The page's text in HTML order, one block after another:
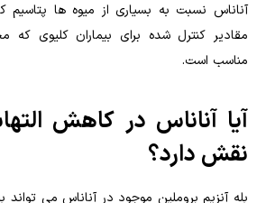
آناناس نسبت به بسیاری از میوه ها پتاسیم
مقادیر کنترل شده برای بیماران کلیوی که
مناسب است.
آیا آناناس در کاهش
نقش دارد؟
بله آنزیم بروملین موجود در آناناس می